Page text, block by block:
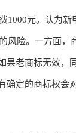
元。认为新
风险。一方面，
老商标无效，
确定的商标权会